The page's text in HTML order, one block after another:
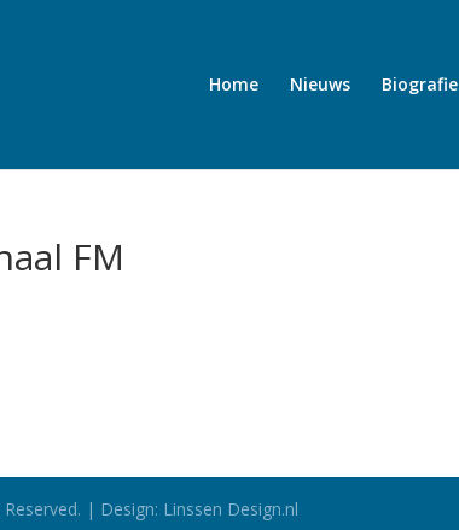
Home Nieuws Biografie
FM
| Design: Linssen Design.nl